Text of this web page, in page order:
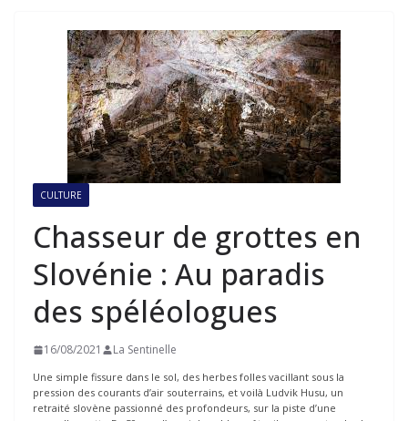
CULTURE
Chasseur de grottes en
Slovénie : Au paradis
des spéléologues
16/08/2021 La Sentinelle
Une simple fissure dans le sol, des herbes folles vacillant sous la
pression des courants d’air souterrains, et voilà Ludvik Husu, un
retraité slovène passionné des profondeurs, sur la piste d’une